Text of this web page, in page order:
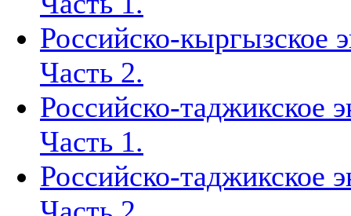
Российско-кыргызское
Часть 2.
Российско-таджикское
Часть 1.
Российско-таджикское